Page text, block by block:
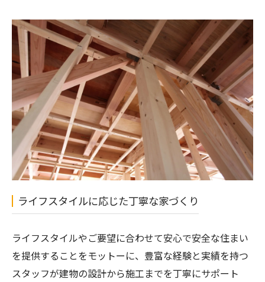
ライフスタイルに応じた丁寧な家づくり
ライフスタイルやご要望に合わせて安心で安全な住まい
を提供することをモットーに、豊富な経験と実績を持つ
スタッフが建物の設計から施工までを丁寧にサポート